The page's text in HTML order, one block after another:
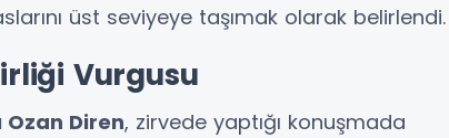
üst seviyeye taşımak olarak belirlendi.
Vurgusu
Ozan Diren, zirvede yaptığı konuşmada